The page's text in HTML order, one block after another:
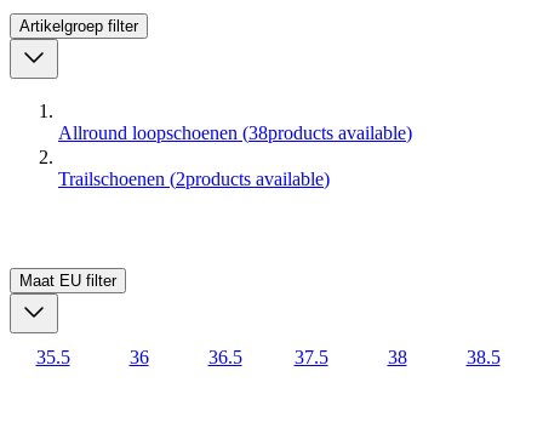
Artikelgroep filter
Allround loopschoenen (38products available)
Trailschoenen (2products available)
Maat EU filter
35.5 36 36.5 37.5 38 38.5